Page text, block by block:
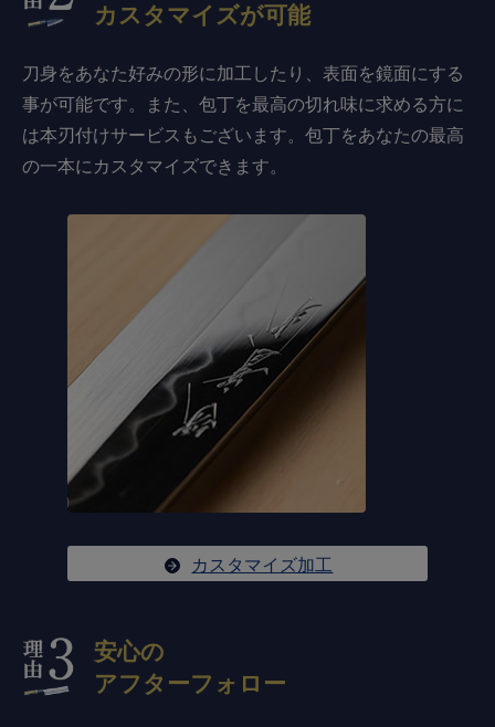
カスタマイズが可能
刀身をあなた好みの形に加工したり、表面を鏡面にする
事が可能です。また、包丁を最高の切れ味に求める方に
は本刃付けサービスもございます。包丁をあなたの最高
の一本にカスタマイズできます。
カスタマイズ加工
安心の
アフターフォロー